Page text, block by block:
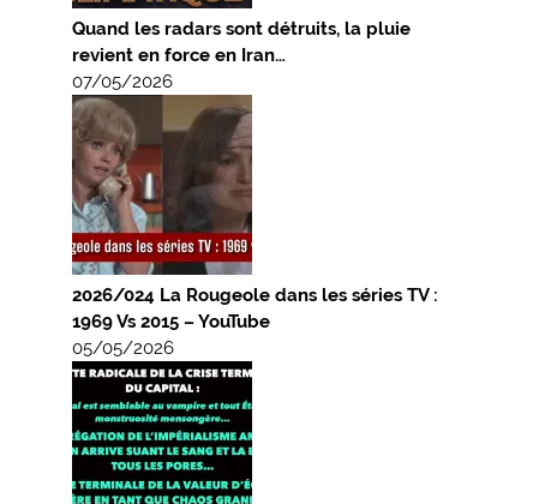
Quand les radars sont détruits, la pluie
revient en force en Iran…
07/05/2026
2026/024 La Rougeole dans les séries TV :
1969 Vs 2015 – YouTube
05/05/2026